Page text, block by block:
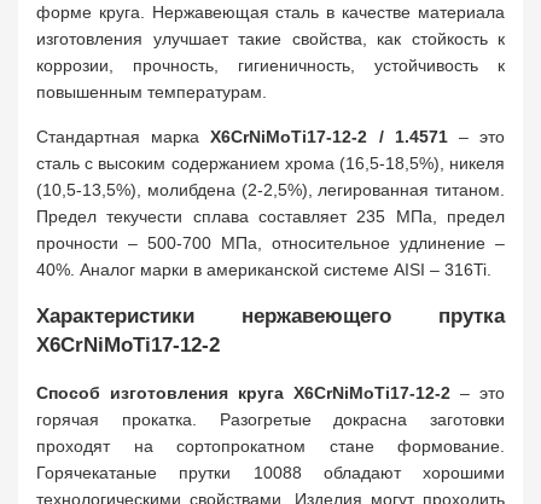
форме круга. Нержавеющая сталь в качестве материала
изготовления улучшает такие свойства, как стойкость к
коррозии, прочность, гигиеничность, устойчивость к
повышенным температурам.
Стандартная маркаX6CrNiMoTi17-12-2 / 1.4571– это
сталь с высоким содержанием хрома (16,5-18,5%), никеля
(10,5-13,5%), молибдена (2-2,5%), легированная титаном.
Предел текучести сплава составляет 235 МПа, предел
прочности – 500-700 МПа, относительное удлинение –
40%. Аналог марки в американской системе AISI – 316Ti.
Характеристики нержавеющего прутка
X6CrNiMoTi17-12-2
Способ изготовления круга X6CrNiMoTi17-12-2 – это
горячая прокатка. Разогретые докрасна заготовки
проходят на сортопрокатном стане формование.
Горячекатаные прутки 10088 обладают хорошими
технологическими свойствами. Изделия могут проходить